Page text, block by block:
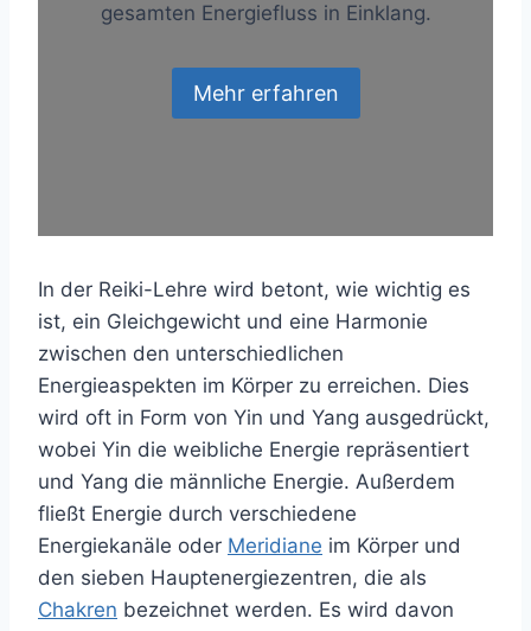
gesamten Energiefluss in Einklang.
Mehr erfahren
In der Reiki-Lehre wird betont, wie wichtig es
ist, ein Gleichgewicht und eine Harmonie
zwischen den unterschiedlichen
Energieaspekten im Körper zu erreichen. Dies
wird oft in Form von Yin und Yang ausgedrückt,
wobei Yin die weibliche Energie repräsentiert
und Yang die männliche Energie. Außerdem
fließt Energie durch verschiedene
Energiekanäle oder Meridiane im Körper und
den sieben Hauptenergiezentren, die als
Chakren bezeichnet werden. Es wird davon